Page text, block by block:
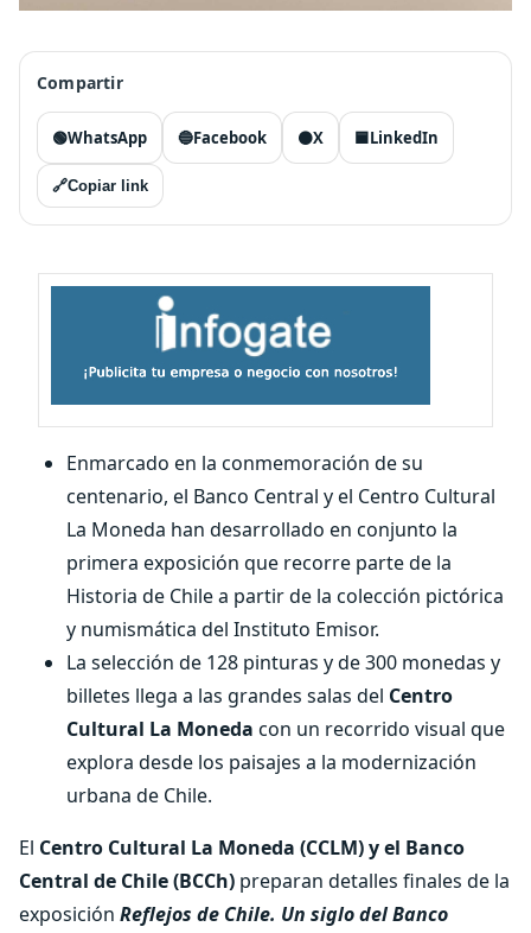
Compartir
🟢WhatsApp 🔵Facebook ⚫X 🟦LinkedIn
🔗Copiar link
Enmarcado en la conmemoración de su
centenario, el Banco Central y el Centro Cultural
La Moneda han desarrollado en conjunto la
primera exposición que recorre parte de la
Historia de Chile a partir de la colección pictórica
y numismática del Instituto Emisor.
La selección de 128 pinturas y de 300 monedas y
billetes llega a las grandes salas del Centro
Cultural La Moneda con un recorrido visual que
explora desde los paisajes a la modernización
urbana de Chile.
El Centro Cultural La Moneda (CCLM) y el Banco
Central de Chile (BCCh) preparan detalles finales de la
exposición Reflejos de Chile. Un siglo del Banco